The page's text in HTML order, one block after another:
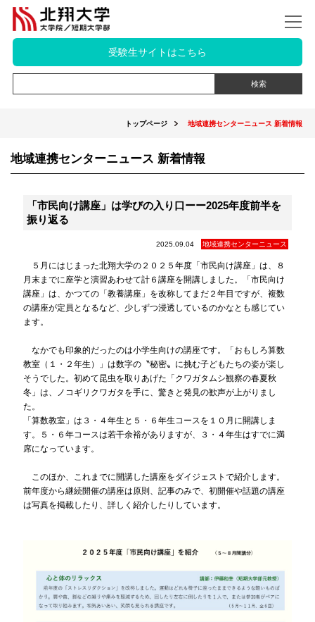
受験生サイトはこちら
トップページ 地域連携センターニュース 新着情報
地域連携センターニュース 新着情報
「市民向け講座」は学びの入り口ーー2025年度前半を
振り返る
2025.09.04 地域連携センターニュース
５月にはじまった北翔大学の２０２５年度「市民向け講座」は、８
月末までに座学と演習あわせて計６講座を開講しました。「市民向け
講座」は、かつての「教養講座」を改称してまだ２年目ですが、複数
の講座が定員となるなど、少しずつ浸透しているのかなとも感じてい
ます。
なかでも印象的だったのは小学生向けの講座です。「おもしろ算数
教室（１・２年生）」は数字の〝秘密〟に挑む子どもたちの姿が楽し
そうでした。初めて昆虫を取りあげた「クワガタムシ観察の春夏秋
冬」は、ノコギリクワガタを手に、驚きと発見の歓声が上がりまし
た。
「算数教室」は３・４年生と５・６年生コースを１０月に開講しま
す。５・６年コースは若干余裕がありますが、３・４年生はすでに満
席になっています。
このほか、これまでに開講した講座をダイジェストで紹介します。
前年度から継続開催の講座は原則、記事のみで、初開催や話題の講座
は写真を掲載したり、詳しく紹介したりしています。